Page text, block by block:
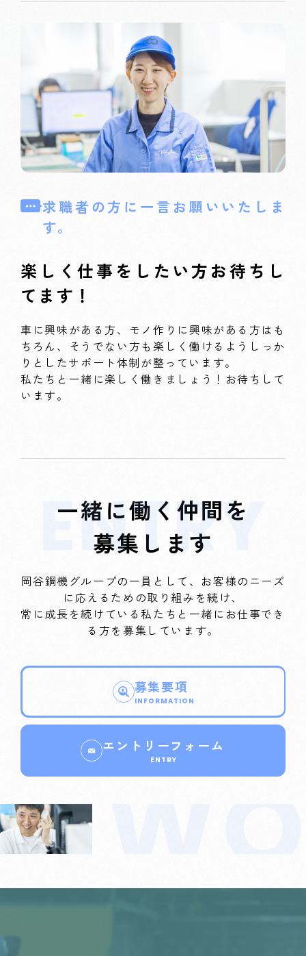
求職者の方に一言お願いいたしま
す。
楽しく仕事をしたい方お待ちし
てます！
車に興味がある方、モノ作りに興味がある方はも
ちろん、そうでない方も楽しく働けるようしっか
りとしたサポート体制が整っています。
私たちと一緒に楽しく働きましょう！お待ちして
います。
一緒に働く仲間を
募集します
岡谷鋼機グループの一員として、お客様のニーズ
に応えるための取り組みを続け、
常に成長を続けている私たちと一緒にお仕事でき
る方を募集しています。
募集要項
INFORMATION
エントリーフォーム
ENTRY